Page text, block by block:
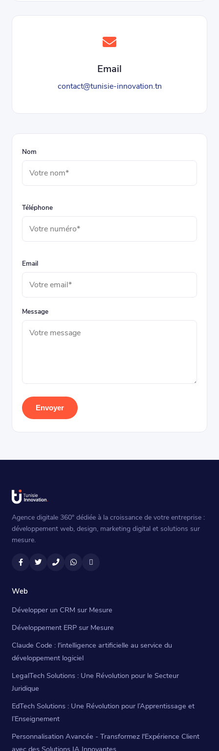
Email
contact@tunisie-innovation.tn
Nom
Téléphone
Email
Message
Envoyer
Agence digitale 360° dédiée à la croissance de votre entreprise :
développement web, design, marketing digital et solutions sur
mesure.
FacebookTwitterTéléphoneWhatsApp
Email
Web
Développer un CRM sur Mesure
Développement ERP sur Mesure
Claude Code : l'intelligence artificielle au service du
développement logiciel
LegalTech Solutions : Une Révolution pour le Secteur
Juridique
EdTech Solutions : Une Révolution pour l’Apprentissage et
l’Enseignement
Personnalisation Avancée - Transformez l'Expérience Client
avec des Solutions IA Innovantes